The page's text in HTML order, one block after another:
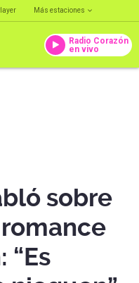
Más estaciones
Radio Corazón
en vivo
sobre
“Es